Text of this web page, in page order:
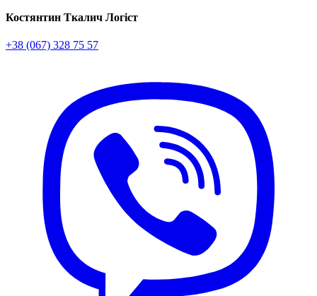
Костянтин Ткалич Логіст
+38 (067) 328 75 57